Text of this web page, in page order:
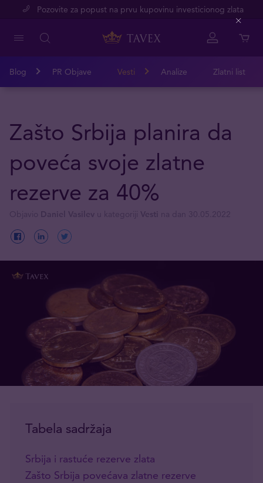
Pozovite za popust na prvu kupovinu investicionog zlata
Blog PR Objave Vesti Analize Zlatni list
Zašto Srbija planira da
poveća svoje zlatne
rezerve za 40%
Tabela sadržaja
Srbija i rastuće rezerve zlata
Zašto Srbija povećava zlatne rezerve
Close